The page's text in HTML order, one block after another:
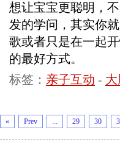
想让宝宝更聪明，
发的学问，其实你
歌或者只是在一起
的最好方式。
标签： 亲子互动 -
« Prev ... 29 30